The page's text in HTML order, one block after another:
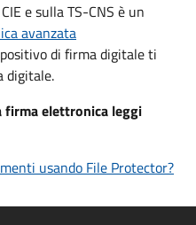
e sulla TS-CNS è un
avanzata
di firma digitale ti
digitale.
firma elettronica leggi
usando File Protector?